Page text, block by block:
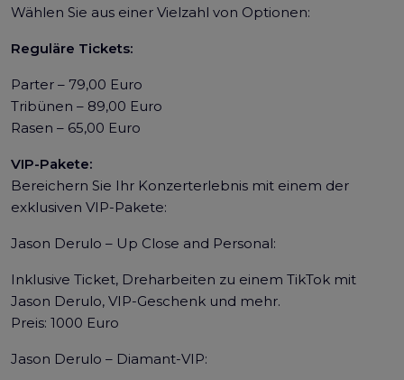
Wählen Sie aus einer Vielzahl von Optionen:
Reguläre Tickets:
Parter – 79,00 Euro
Tribünen – 89,00 Euro
Rasen – 65,00 Euro
VIP-Pakete:
Bereichern Sie Ihr Konzerterlebnis mit einem der
exklusiven VIP-Pakete:
Jason Derulo – Up Close and Personal:
Inklusive Ticket, Dreharbeiten zu einem TikTok mit
Jason Derulo, VIP-Geschenk und mehr.
Preis: 1000 Euro
Jason Derulo – Diamant-VIP: